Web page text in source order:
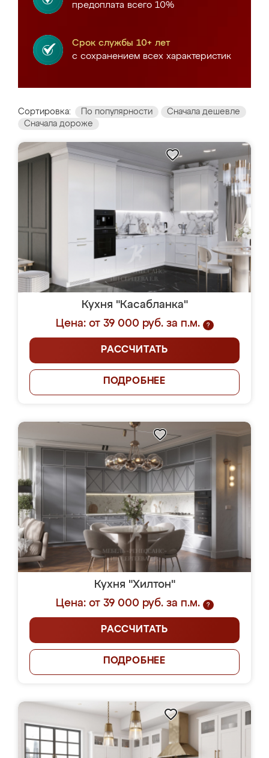
предоплата всего 10%
Срок службы 10+ лет
с сохранением всех характеристик
Сортировка: По популярности
Сначала дешевле
Сначала дороже
Кухня "Касабланка"
Цена: от 39 000 руб. за п.м.
?
РАССЧИТАТЬ
ПОДРОБНЕЕ
Кухня "Хилтон"
Цена: от 39 000 руб. за п.м.
?
РАССЧИТАТЬ
ПОДРОБНЕЕ